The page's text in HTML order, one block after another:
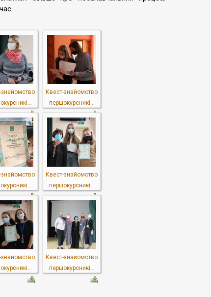
знайомство
Квест-знайомство
першокурсникі...
знайомство
Квест-знайомство
першокурсникі...
знайомство
Квест-знайомство
першокурсникі...